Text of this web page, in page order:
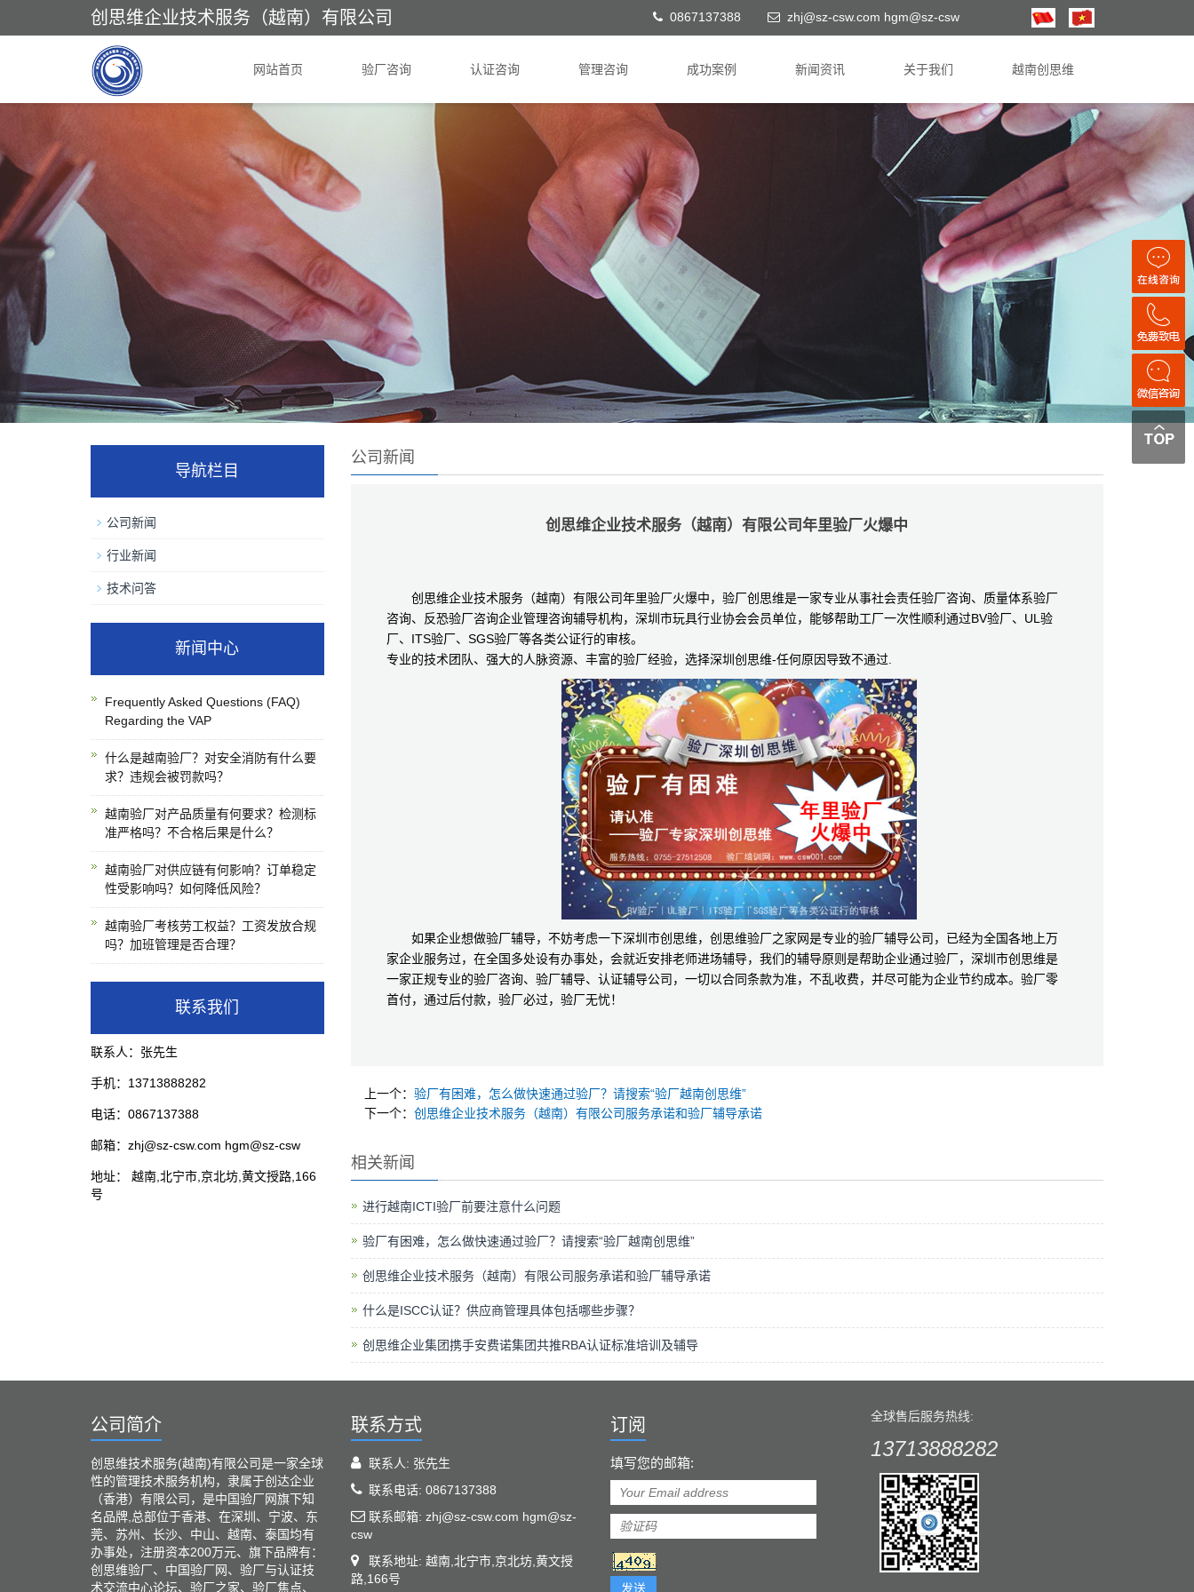
创思维企业技术服务（越南）有限公司 0867137388 zhj@sz-csw.com hgm@sz-csw
网站首页 验厂咨询 认证咨询 管理咨询 成功案例 新闻资讯 关于我们 越南创思维
公司新闻
创思维企业技术服务（越南）有限公司年里验厂火爆中
创思维企业技术服务（越南）有限公司年里验厂火爆中，验厂创思维是一家专业从事社会责任验厂咨询、质量体系验厂
咨询、反恐验厂咨询企业管理咨询辅导机构，深圳市玩具行业协会会员单位，能够帮助工厂一次性顺利通过BV验厂、UL验
厂、ITS验厂、SGS验厂等各类公证行的审核。
专业的技术团队、强大的人脉资源、丰富的验厂经验，选择深圳创思维-任何原因导致不通过.
如果企业想做验厂辅导，不妨考虑一下深圳市创思维，创思维验厂之家网是专业的验厂辅导公司，已经为全国各地上万
家企业服务过，在全国多处设有办事处，会就近安排老师进场辅导，我们的辅导原则是帮助企业通过验厂，深圳市创思维是
一家正规专业的验厂咨询、验厂辅导、认证辅导公司，一切以合同条款为准，不乱收费，并尽可能为企业节约成本。验厂零
首付，通过后付款，验厂必过，验厂无忧！
上一个： 验厂有困难，怎么做快速通过验厂？请搜索“验厂越南创思维”
下一个： 创思维企业技术服务（越南）有限公司服务承诺和验厂辅导承诺
相关新闻
进行越南ICTI验厂前要注意什么问题
验厂有困难，怎么做快速通过验厂？请搜索“验厂越南创思维”
创思维企业技术服务（越南）有限公司服务承诺和验厂辅导承诺
什么是ISCC认证？供应商管理具体包括哪些步骤？
创思维企业集团携手安费诺集团共推RBA认证标准培训及辅导
导航栏目
公司新闻
行业新闻
技术问答
新闻中心
Frequently Asked Questions (FAQ)
Regarding the VAP
什么是越南验厂？对安全消防有什么要
求？违规会被罚款吗？
越南验厂对产品质量有何要求？检测标
准严格吗？不合格后果是什么？
越南验厂对供应链有何影响？订单稳定
性受影响吗？如何降低风险？
越南验厂考核劳工权益？工资发放合规
吗？加班管理是否合理？
联系我们
联系人：张先生
手机：13713888282
电话：0867137388
邮箱：zhj@sz-csw.com hgm@sz-csw
地址： 越南,北宁市,京北坊,黄文授路,166
号
公司简介
创思维技术服务(越南)有限公司是一家全球
性的管理技术服务机构，隶属于创达企业
（香港）有限公司，是中国验厂网旗下知
名品牌,总部位于香港、在深圳、宁波、东
莞、苏州、长沙、中山、越南、泰国均有
办事处，注册资本200万元、旗下品牌有：
创思维验厂、中国验厂网、验厂与认证技
术交流中心论坛、验厂之家、验厂焦点、
联系方式
联系人: 张先生
联系电话: 0867137388
联系邮箱: zhj@sz-csw.com hgm@sz-
csw
联系地址: 越南,北宁市,京北坊,黄文授
路,166号
订阅
填写您的邮箱:
发送
全球售后服务热线:
13713888282